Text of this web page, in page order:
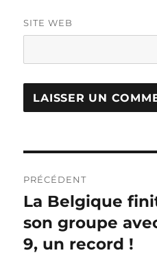
SITE WEB
de
l’article
PRÉCÉDENT
Publication
précédente :
La Belgique
son groupe
9, un record !